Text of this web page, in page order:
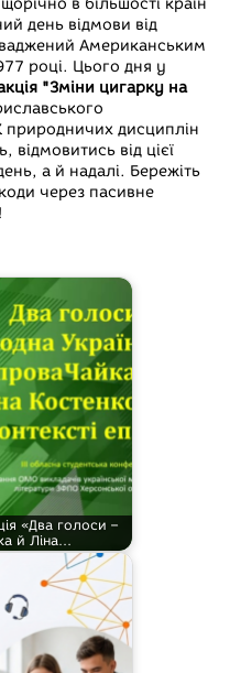
день відмови від
Американським
році. Цього дня у
"Зміни цигарку на
природничих дисциплін
відмовитись від цієї
а й надалі. Бережіть
через пасивне
«Два голоси –
й Ліна…